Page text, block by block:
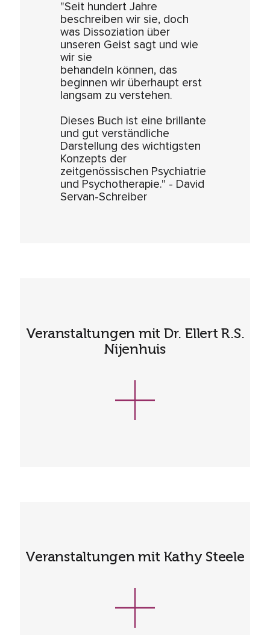
"Seit hundert Jahre
beschreiben wir sie, doch
was Dissoziation über
unseren Geist sagt und wie
wir sie
behandeln können, das
beginnen wir überhaupt erst
langsam zu verstehen.
Dieses Buch ist eine brillante
und gut verständliche
Darstellung des wichtigsten
Konzepts der
zeitgenössischen Psychiatrie
und Psychotherapie." - David
Servan-Schreiber
Veranstaltungen mit Dr. Ellert R.S.
Nijenhuis
Veranstaltungen mit Kathy Steele